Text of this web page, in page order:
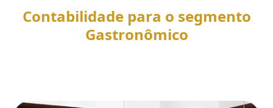
Contabilidade para o segmento
Gastronômico